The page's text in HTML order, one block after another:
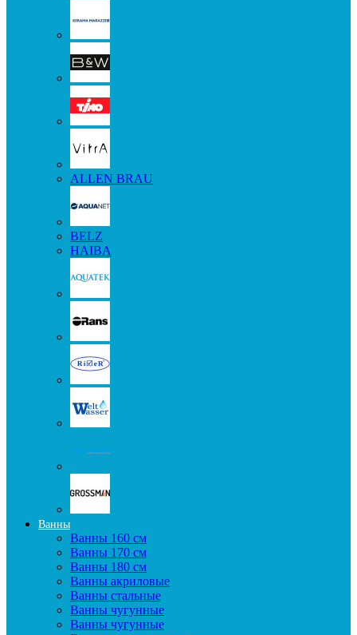
ALLEN BRAU
BELZ
HAIBA
Ванны
Ванны 160 см
Ванны 170 см
Ванны 180 см
Ванны акриловые
Ванны стальные
Ванны чугунные
Ванны чугунные